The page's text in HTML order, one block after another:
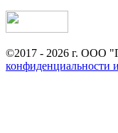
©2017 - 2026 г. ООО
конфиденциальности